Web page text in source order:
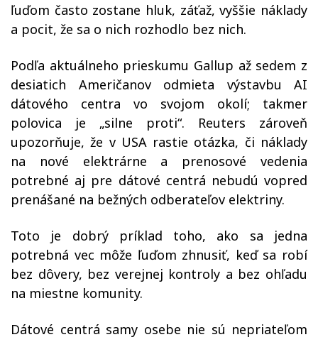
ľuďom často zostane hluk, záťaž, vyššie náklady
a pocit, že sa o nich rozhodlo bez nich.
Podľa aktuálneho prieskumu Gallup až sedem z
desiatich Američanov odmieta výstavbu AI
dátového centra vo svojom okolí; takmer
polovica je „silne proti“. Reuters zároveň
upozorňuje, že v USA rastie otázka, či náklady
na nové elektrárne a prenosové vedenia
potrebné aj pre dátové centrá nebudú vopred
prenášané na bežných odberateľov elektriny.
Toto je dobrý príklad toho, ako sa jedna
potrebná vec môže ľuďom zhnusiť, keď sa robí
bez dôvery, bez verejnej kontroly a bez ohľadu
na miestne komunity.
Dátové centrá samy osebe nie sú nepriateľom